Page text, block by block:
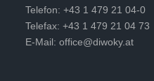
Telefon: +43 1 479 21 04-0
Telefax: +43 1 479 21 04 73
E-Mail: office@diwoky.at